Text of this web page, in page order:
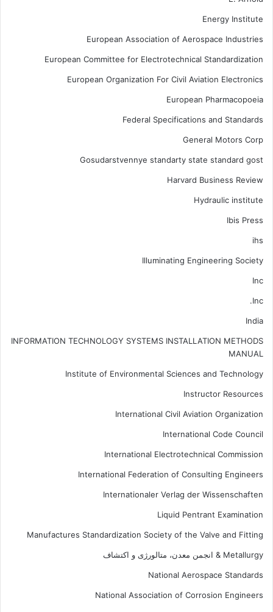
Energy Institute
European Association of Aerospace Industries
European Committee for Electrotechnical Standardization
European Organization For Civil Aviation Electronics
European Pharmacopoeia
Federal Specifications and Standards
General Motors Corp
Gosudarstvennye standarty state standard gost
Harvard Business Review
Hydraulic institute
Ibis Press
ihs
Illuminating Engineering Society
Inc
Inc.
India
INFORMATION TECHNOLOGY SYSTEMS INSTALLATION METHODS
MANUAL
Institute of Environmental Sciences and Technology
Instructor Resources
International Civil Aviation Organization
International Code Council
International Electrotechnical Commission
International Federation of Consulting Engineers
Internationaler Verlag der Wissenschaften
Liquid Pentrant Examination
Manufactures Standardization Society of the Valve and Fitting
Metallurgy & انجمن معدن، متالورژی و اکتشاف
National Aerospace Standards
National Association of Corrosion Engineers